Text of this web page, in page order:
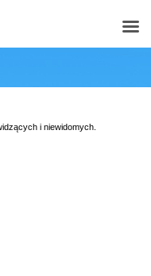
i niewidomych.